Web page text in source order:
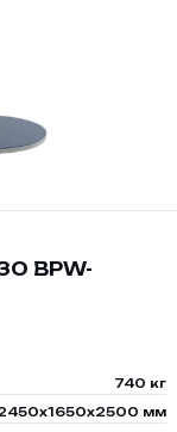
BPW-
740 кг
мм